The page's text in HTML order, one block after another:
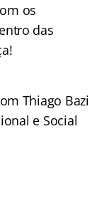
os
das
Thiago Bazi
e Social